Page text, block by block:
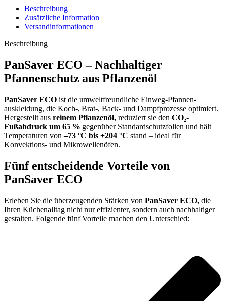
Beschreibung
Zusätzliche Information
Versandinformationen
Beschreibung
PanSaver ECO – Nachhaltiger
Pfannenschutz aus Pflanzenöl
PanSaver ECO ist die umweltfreundliche Einweg-Pfannen­
auskleidung, die Koch-, Brat-, Back- und Dampfprozesse optimiert.
Hergestellt aus reinem Pflanzenöl, reduziert sie den CO₂-
Fußabdruck um 65 % gegenüber Standard­schutz­folien und hält
Temperaturen von–73 °C bis +204 °C stand – ideal für
Konvektions- und Mikrowellenöfen.
Fünf entscheidende Vorteile von
PanSaver ECO
Erleben Sie die überzeugenden Stärken von PanSaver ECO, die
Ihren Küchen­alltag nicht nur effizienter, sondern auch nachhaltiger
gestalten. Folgende fünf Vorteile machen den Unterschied: